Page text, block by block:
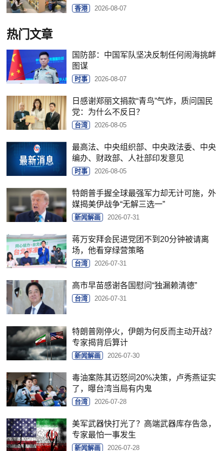
香港 2026-08-07
热门文章
国防部：中国军队坚决反制任何闹海挑衅
图谋
时事 2026-08-07
日感谢郑丽文捐款“青鸟”气炸，质问国民
党：为什么不反日？
台湾 2026-08-05
最高法、中央组织部、中央政法委、中央
编办、财政部、人社部印发意见
时事 2026-08-05
特朗普手握全球最强军力却无计可施，外
媒揭美伊战争“无解三选一”
新闻解画 2026-07-31
蒋万安拜会民进党团不到20分钟被请离
场，他看穿绿营策略
台湾 2026-07-31
高市早苗感谢各国慰问“独漏赖清德”
台湾 2026-07-31
特朗普刚停火，伊朗为何反而主动开战？
专家揭背后算计
新闻解画 2026-07-30
毒油案陈其迈怒问20%决策，卢秀燕证实
了，曝台湾当局有内鬼
台湾 2026-07-28
美军武器快打光了？高端武器库存告急，
专家最怕一事发生
新闻解画 2026-07-28